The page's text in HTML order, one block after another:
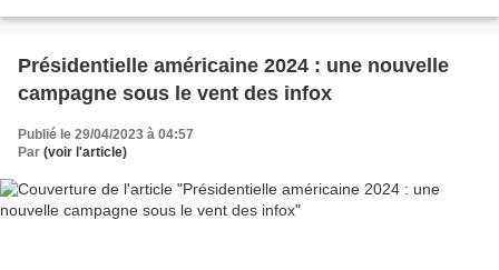
Présidentielle américaine 2024 : une nouvelle
campagne sous le vent des infox
Publié le 29/04/2023 à 04:57
Par (voir l'article)